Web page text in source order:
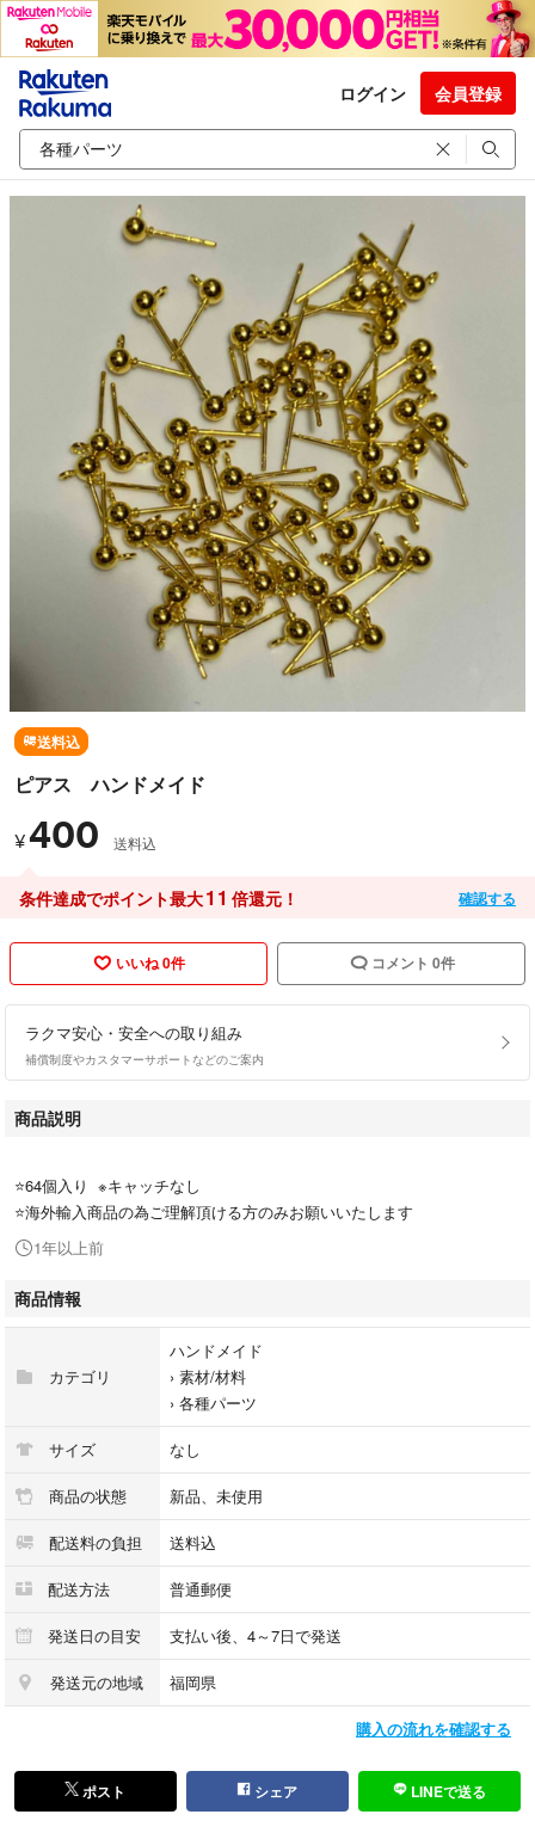
ログイン 会員登録
送料込
ピアス ハンドメイド
¥400 送料込
条件達成でポイント最大11 倍還元！ 確認する
いいね 0件 コメント 0件
ラクマ安心・安全への取り組み
補償制度やカスタマーサポートなどのご案内
商品説明
⭐️64個入り ※キャッチなし
⭐️海外輸入商品の為ご理解頂ける方のみお願いいたします
1年以上前
商品情報
カテゴリ
ハンドメイド
› 素材/材料
› 各種パーツ
サイズ なし
商品の状態 新品、未使用
配送料の負担 送料込
配送方法 普通郵便
発送日の目安 支払い後、4～7日で発送
発送元の地域 福岡県
購入の流れを確認する
ポスト シェア LINEで送る